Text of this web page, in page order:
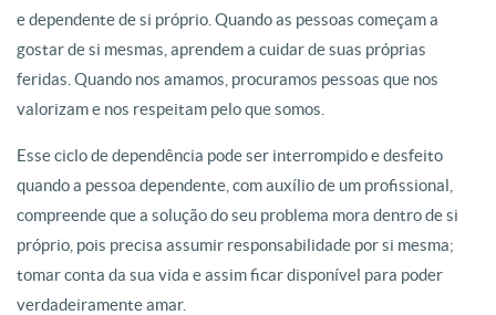
e dependente de si próprio. Quando as pessoas começam a
gostar de si mesmas, aprendem a cuidar de suas próprias
feridas. Quando nos amamos, procuramos pessoas que nos
valorizam e nos respeitam pelo que somos.
Esse ciclo de dependência pode ser interrompido e desfeito
quando a pessoa dependente, com auxílio de um profissional,
compreende que a solução do seu problema mora dentro de si
próprio, pois precisa assumir responsabilidade por si mesma;
tomar conta da sua vida e assim ficar disponível para poder
verdadeiramente amar.